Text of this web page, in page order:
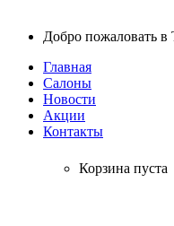
Добро пожаловать в
Главная
Салоны
Новости
Aкции
Контакты
Корзина пуста